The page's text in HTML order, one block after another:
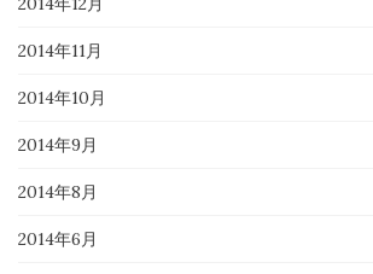
2014年11月
2014年10月
2014年9月
2014年8月
2014年6月